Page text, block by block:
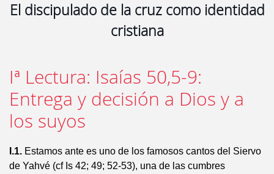
El discipulado de la cruz como identidad
cristiana
Iª Lectura: Isaías 50,5-9:
Entrega y decisión a Dios y a
los suyos
I.1. Estamos ante es uno de los famosos cantos del Siervo
de Yahvé (cf Is 42; 49; 52-53), una de las cumbres